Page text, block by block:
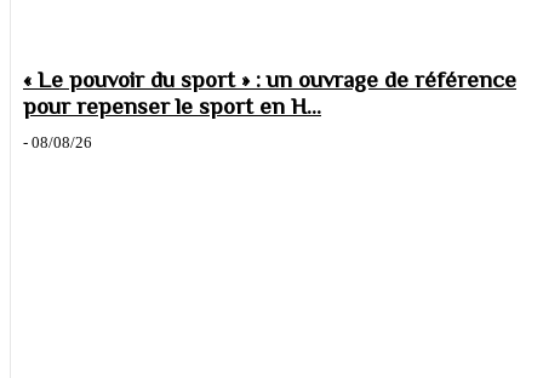
« Le pouvoir du sport » : un ouvrage de référence
pour repenser le sport en H...
- 08/08/26